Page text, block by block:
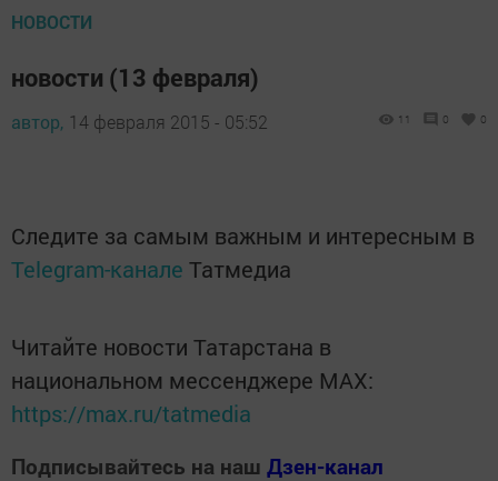
НОВОСТИ
новости (13 февраля)
автор, 14 февраля 2015 - 05:52 11 0 0
Следите за самым важным и интересным в
Telegram-канале Татмедиа
Читайте новости Татарстана в
национальном мессенджере MАХ:
https://max.ru/tatmedia
Подписывайтесь на наш Дзен-канал